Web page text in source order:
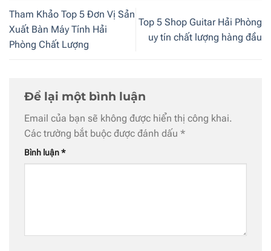
Tham Khảo Top 5 Đơn Vị Sản
Xuất Bàn Máy Tính Hải
Phòng Chất Lượng
Top 5 Shop Guitar Hải Phòng
uy tín chất lượng hàng đầu
Để lại một bình luận
Email của bạn sẽ không được hiển thị công khai.
Các trường bắt buộc được đánh dấu *
Bình luận*